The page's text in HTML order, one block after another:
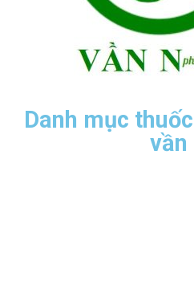
Danh mục
vần